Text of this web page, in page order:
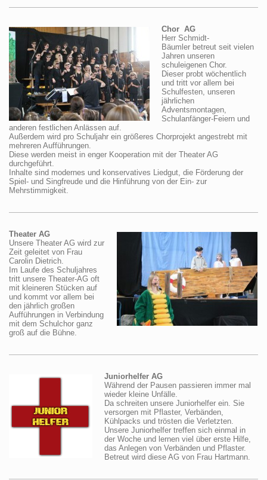
Chor AG
Herr Schmidt-
Bäumler betreut seit vielen
Jahren unseren
schuleigenen Chor.
Dieser probt wöchentlich
und tritt vor allem bei
Schulfesten, unseren
jährlichen
Adventsmontagen,
Schulanfänger-Feiern und
anderen festlichen Anlässen auf.
Außerdem wird pro Schuljahr ein größeres Chorprojekt angestrebt mit
mehreren Aufführungen.
Diese werden meist in enger Kooperation mit der Theater AG
durchgeführt.
Inhalte sind modernes und konservatives Liedgut, die Förderung der
Spiel- und Singfreude und die Hinführung von der Ein- zur
Mehrstimmigkeit.
Theater AG
Unsere Theater AG wird zur
Zeit geleitet von Frau
Carolin Dietrich.
Im Laufe des Schuljahres
tritt unsere Theater-AG oft
mit kleineren Stücken auf
und kommt vor allem bei
den jährlich großen
Aufführungen in Verbindung
mit dem Schulchor ganz
groß auf die Bühne.
Juniorhelfer AG
Während der Pausen passieren immer mal
wieder kleine Unfälle.
Da schreiten unsere Juniorhelfer ein. Sie
versorgen mit Pflaster, Verbänden,
Kühlpacks und trösten die Verletzten.
Unsere Juniorhelfer treffen sich einmal in
der Woche und lernen viel über erste Hilfe,
das Anlegen von Verbänden und Pflaster.
Betreut wird diese AG von Frau Hartmann.